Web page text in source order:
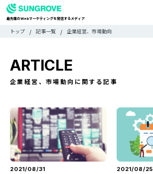
最先端のWebマーケティングを発信するメディア
ュ
ー
CATEGORY
カテゴリで探す
TAG
ライターで探す
FEATURE
特集
MOVIE
動画
DOCUMENT
お役立ち資料
検
検
トップ 記事一覧 企業経営、市場動向
ARTICLE
企業経営、市場動向に関する記事
2021/08/31 2021/08/25